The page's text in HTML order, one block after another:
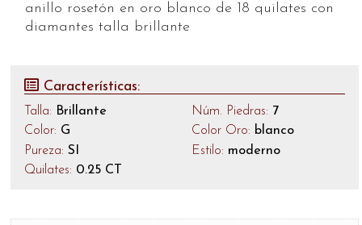
anillo rosetón en oro blanco de 18 quilates con
diamantes talla brillante
Características:
Talla: Brillante
Color: G
Pureza: SI
Quilates: 0.25 CT
Núm. Piedras: 7
Color Oro: blanco
Estilo: moderno